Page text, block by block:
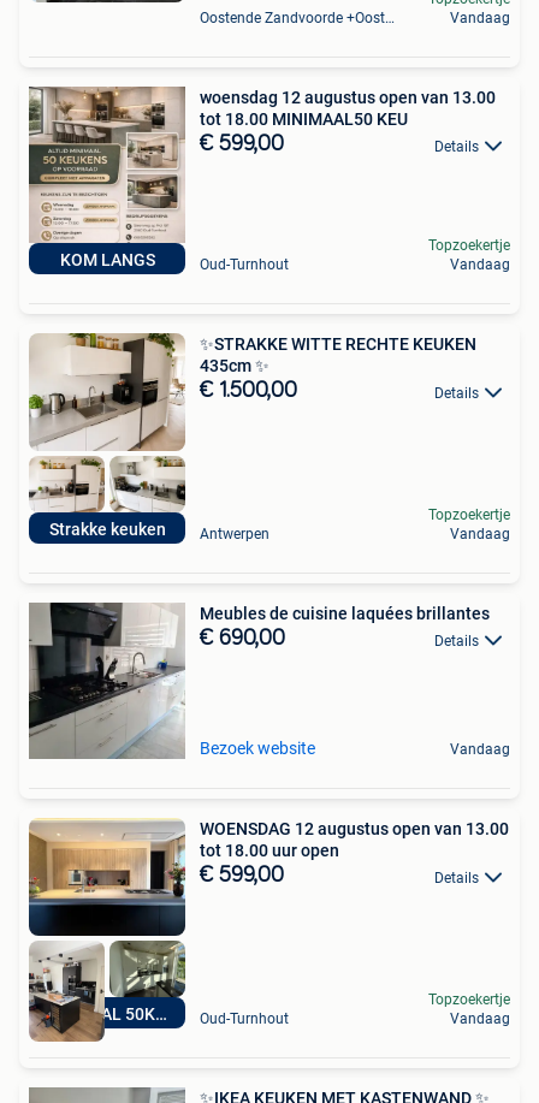
Oostende Zandvoorde +Oostende
Vandaag
KOM LANGS
woensdag 12 augustus open van 13.00
tot 18.00 MINIMAAL50 KEU
€ 599,00 Details
Oud-Turnhout
Topzoekertje
Vandaag
Strakke keuken
✨STRAKKE WITTE RECHTE KEUKEN
435cm ✨
€ 1.500,00 Details
Antwerpen
Topzoekertje
Vandaag
Meubles de cuisine laquées brillantes
€ 690,00 Details
Bezoek website Vandaag
MINIMAAL 50KEUKENS
WOENSDAG 12 augustus open van 13.00
tot 18.00 uur open
€ 599,00 Details
Oud-Turnhout
Topzoekertje
Vandaag
✨IKEA KEUKEN MET KASTENWAND ✨